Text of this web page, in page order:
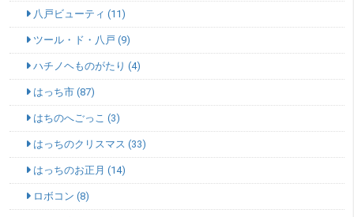
八戸ビューティ (11)
ツール・ド・八戸 (9)
ハチノヘものがたり (4)
はっち市 (87)
はちのへごっこ (3)
はっちのクリスマス (33)
はっちのお正月 (14)
ロボコン (8)